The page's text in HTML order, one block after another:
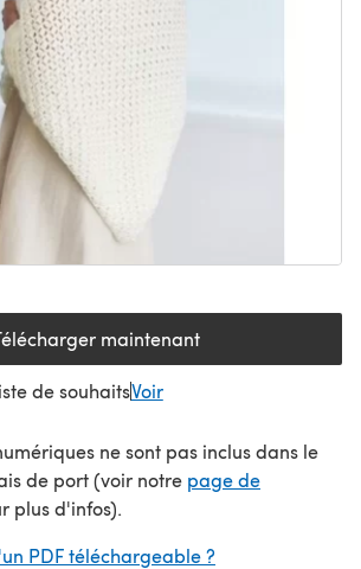
maintenant
(s'ouvre dans un nouvel
de souhaitsVoir
ne sont pas inclus dans le
de port (voir notre page de
dans un nouvel onglet)
plus d'infos).
PDF téléchargeable ?